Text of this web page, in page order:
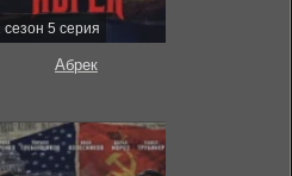
сезон 5 серия
Абрек